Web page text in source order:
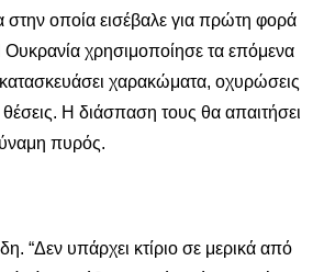
στην οποία εισέβαλε για πρώτη φορά
χρησιμοποίησε τα επόμενα
χαρακώματα, οχυρώσεις
θέσεις. Η διάσπαση τους θα απαιτήσει
πυρός.
“Δεν υπάρχει κτίριο σε μερικά από